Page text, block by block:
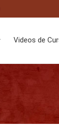
Videos de